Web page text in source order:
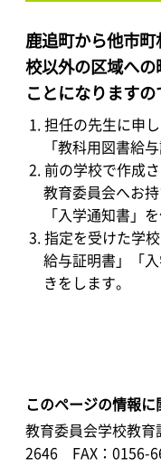
鹿追町から他市
校以外の区域へ
ことになりますの
担任の先生に申
「教科用図書給
前の学校で作成
教育委員会へお
「入学通知書」
指定を受けた学
給与証明書」「
きをします。
このページの情報
教育委員会学校教
2646
FAX：0156-